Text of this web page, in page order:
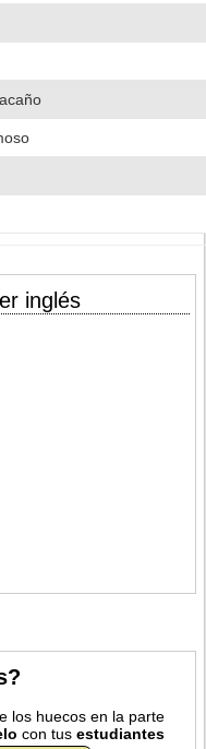
inglés
los huecos en la parte
con tusestudiantes